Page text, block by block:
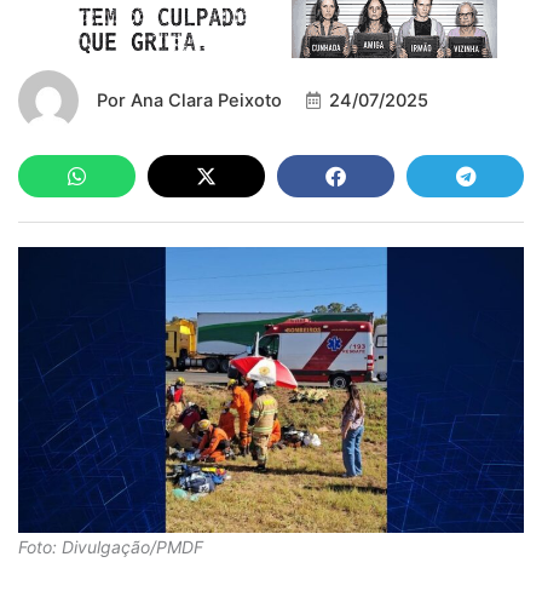
Por Ana Clara Peixoto 24/07/2025
Foto: Divulgação/PMDF